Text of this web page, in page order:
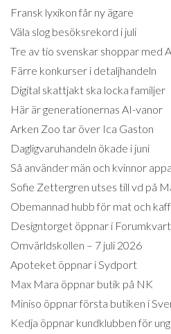
Fransk lyxikon får ny ägare
Väla slog besöksrekord i juli
Tre av tio svenskar shoppar med
Färre konkurser i detaljhandeln
Digital skattjakt ska locka familjer
Här är generationernas AI-vanor
Arken Zoo tar över Ica Gaston
Dagligvaruhandeln ökade i juni
Så använder män och kvinnor
Sofie Zettergren utses till vd på
Obemannad hubb för mat och
Designtorget öppnar i
Omvärldskollen – 7 juli 2026
Apoteket öppnar i Sydport
Max Mara öppnar butik på NK
Miniso öppnar första butiken i
Kedja öppnar kundklubben för